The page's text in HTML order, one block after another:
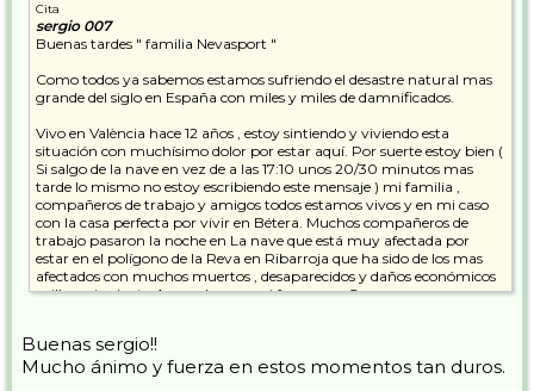
Cita
sergio 007
Buenas tardes " familia Nevasport "
Como todos ya sabemos estamos sufriendo el desastre natural mas
grande del siglo en España con miles y miles de damnificados.
Vivo en València hace 12 años , estoy sintiendo y viviendo esta
situación con muchísimo dolor por estar aquí. Por suerte estoy bien (
Si salgo de la nave en vez de a las 17:10 unos 20/30 minutos mas
tarde lo mismo no estoy escribiendo este mensaje ) mi familia ,
compañeros de trabajo y amigos todos estamos vivos y en mi caso
con la casa perfecta por vivir en Bétera. Muchos compañeros de
trabajo pasaron la noche en La nave que está muy afectada por
estar en el polígono de la Reva en Ribarroja que ha sido de los mas
afectados con muchos muertos , desaparecidos y daños económicos
millonarios ( esta Arrasado como si fuera una Guerra con empresas
Lo primero mi mas sentido pésame a los familiares de fallecidos cuya
cifra es absolutamente apabullante y por desgracia seguirá
Buenas sergio!!
Mucho ánimo y fuerza en estos momentos tan duros.